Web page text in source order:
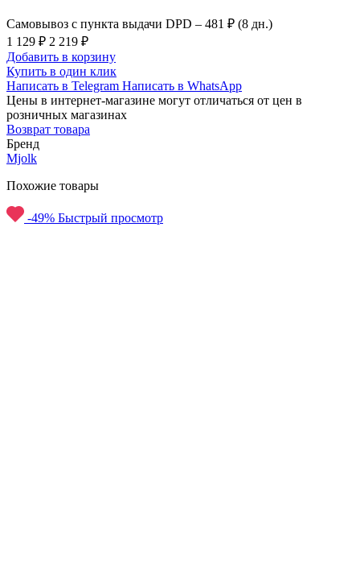
Самовывоз с пункта выдачи DPD – 481 ₽ (8 дн.)
1 129 ₽ 2 219 ₽
Добавить в корзину
Купить в один клик
Написать в Telegram Написать в WhatsApp
Цены в интернет-магазине могут отличаться от цен в
розничных магазинах
Возврат товара
Бренд
Mjolk
Похожие товары
-49% Быстрый просмотр